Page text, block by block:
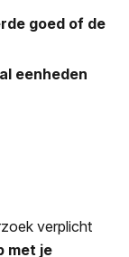
goed of de
eenheden
verplicht
met je